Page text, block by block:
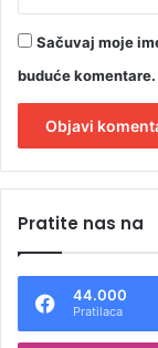
Sačuvaj moje
buduće komentare.
t
n
Pratite nas na
44.000
Pratilaca